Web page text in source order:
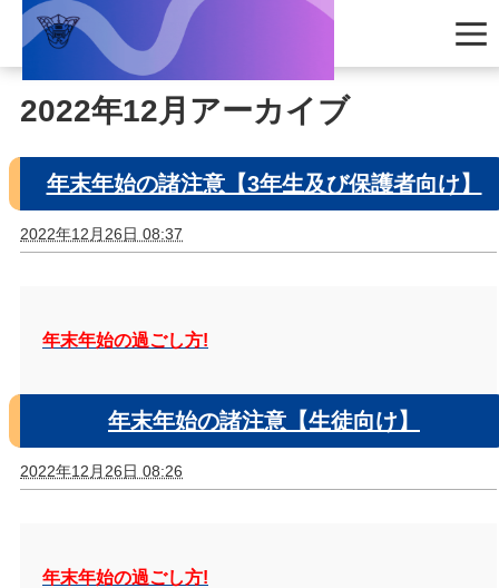
2022年12月アーカイブ
年末年始の諸注意【3年生及び保護者向け】
2022年12月26日 08:37
年末年始の過ごし方!
年末年始の諸注意【生徒向け】
2022年12月26日 08:26
年末年始の過ごし方!